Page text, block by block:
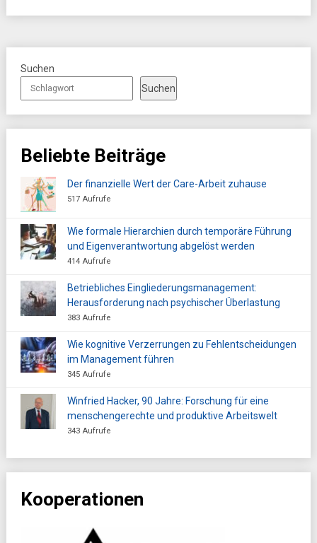
Suchen
Suchen
Beliebte Beiträge
Der finanzielle Wert der Care-Arbeit zuhause
517 Aufrufe
Wie formale Hierarchien durch temporäre Führung
und Eigenverantwortung abgelöst werden
414 Aufrufe
Betriebliches Eingliederungsmanagement:
Herausforderung nach psychischer Überlastung
383 Aufrufe
Wie kognitive Verzerrungen zu Fehlentscheidungen
im Management führen
345 Aufrufe
Winfried Hacker, 90 Jahre: Forschung für eine
menschengerechte und produktive Arbeitswelt
343 Aufrufe
Kooperationen